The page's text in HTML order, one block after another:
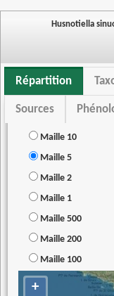
Husnotiella
Répartition
Sources
Maille 10
Maille 5
Maille 2
Maille 1
Maille 500
Maille 200
Maille 100
+